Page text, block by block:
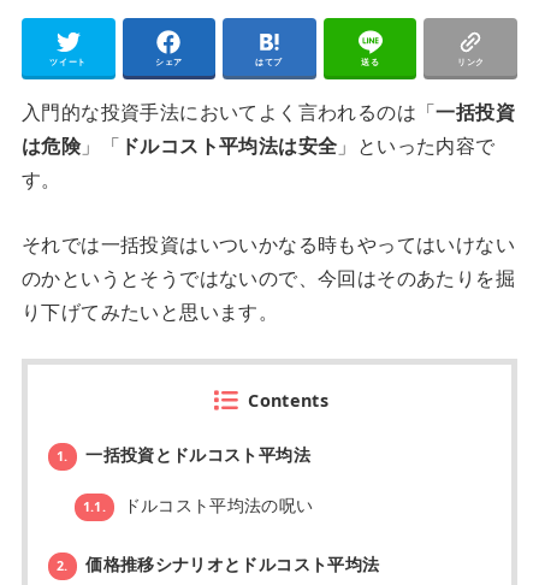
ツイート シェア はてブ 送る リンク
入門的な投資手法においてよく言われるのは「一括投資
は危険」「 ドルコスト平均法は安全 」といった内容で
す。
それでは一括投資はいついかなる時もやってはいけない
のかというとそうではないので、今回はそのあたりを掘
り下げてみたいと思います。
Contents
1. 一括投資とドルコスト平均法
1.1. ドルコスト平均法の呪い
2. 価格推移シナリオとドルコスト平均法